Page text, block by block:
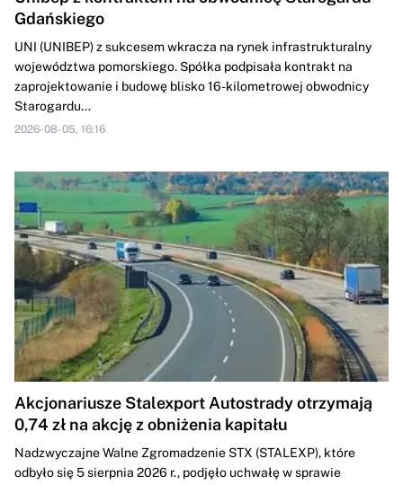
Gdańskiego
UNI (UNIBEP) z sukcesem wkracza na rynek infrastrukturalny
województwa pomorskiego. Spółka podpisała kontrakt na
zaprojektowanie i budowę blisko 16-kilometrowej obwodnicy
Starogardu...
2026-08-05, 16:16
Akcjonariusze Stalexport Autostrady otrzymają
0,74 zł na akcję z obniżenia kapitału
Nadzwyczajne Walne Zgromadzenie STX (STALEXP), które
odbyło się 5 sierpnia 2026 r., podjęło uchwałę w sprawie